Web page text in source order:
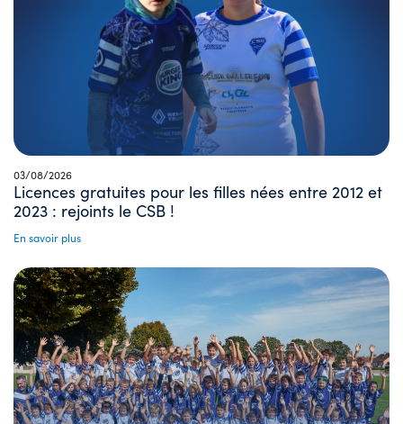
03/08/2026
Licences gratuites pour les filles nées entre 2012 et
2023 : rejoints le CSB !
En savoir plus